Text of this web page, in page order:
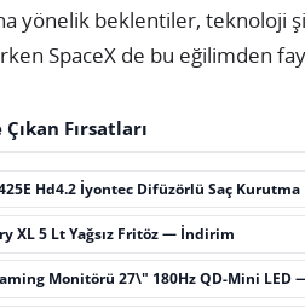
yönelik beklentiler,
SpaceX de bu eğilimden
Fırsatları
Hd4.2 İyontec Difüzörlü Saç
XL 5 Lt Yağsız Fritöz — İndirim
Monitörü 27\" 180Hz QD-Mini LED